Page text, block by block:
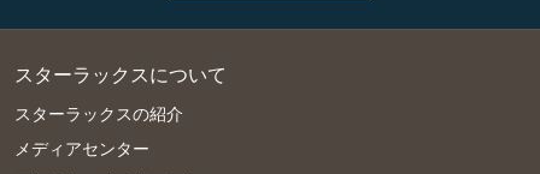
スターラックスについて
スターラックスの紹介
メディアセンター